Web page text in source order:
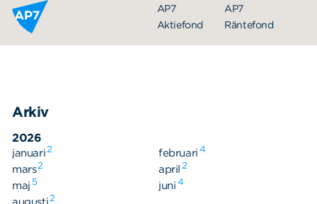
Hoppa till innehållet
AP7
Aktiefond
AP7
Räntefond
Arkiv
2026
januari2 februari 4
mars2 april 2
maj 5 juni 4
2
Organisation